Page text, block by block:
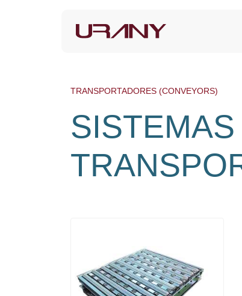
TRANSPORTADORES (CONVEYORS)